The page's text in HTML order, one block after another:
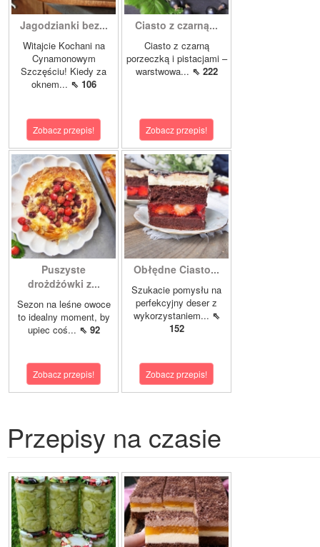
Jagodzianki bez...
Witajcie Kochani na
Cynamonowym
Szczęściu! Kiedy za
oknem... ⇖ 106
Zobacz przepis!
Ciasto z czarną...
Ciasto z czarną
porzeczką i pistacjami –
warstwowa... ⇖ 222
Zobacz przepis!
Puszyste
drożdżówki z...
Sezon na leśne owoce
to idealny moment, by
upiec coś... ⇖ 92
Zobacz przepis!
Obłędne Ciasto...
Szukacie pomysłu na
perfekcyjny deser z
wykorzystaniem... ⇖
152
Zobacz przepis!
Przepisy na czasie